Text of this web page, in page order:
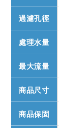
過濾孔徑
處理水量
最大流量
商品尺寸
商品保固